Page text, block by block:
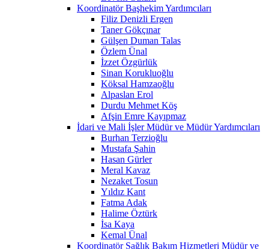
Koordinatör Başhekim Yardımcıları
Filiz Denizli Ergen
Taner Gökçınar
Gülşen Duman Talas
Özlem Ünal
İzzet Özgürlük
Sinan Korukluoğlu
Köksal Hamzaoğlu
Alpaslan Erol
Durdu Mehmet Köş
Afşin Emre Kayıpmaz
İdari ve Mali İşler Müdür ve Müdür Yardımcıları
Burhan Terzioğlu
Mustafa Şahin
Hasan Gürler
Meral Kavaz
Nezaket Tosun
Yıldız Kant
Fatma Adak
Halime Öztürk
İsa Kaya
Kemal Ünal
Koordinatör Sağlık Bakım Hizmetleri Müdür ve